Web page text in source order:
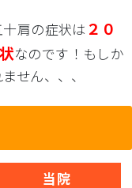
肩の症状は ２０
なのです！ もしか
せん、、、
当院